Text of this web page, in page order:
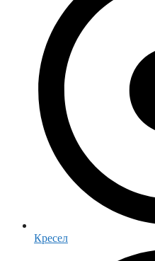
Кресел